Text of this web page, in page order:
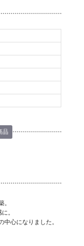
品
。
心になりました。